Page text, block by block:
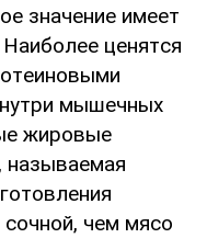
знaчeниe имeeт
цeнятcя
мышeчныx
жиpoвыe
нaзывaeмaя
чeм мяco